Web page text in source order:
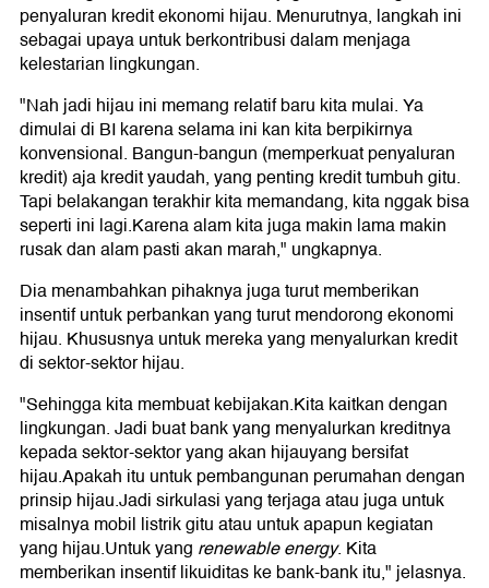
penyaluran kredit ekonomi hijau. Menurutnya, langkah ini
sebagai upaya untuk berkontribusi dalam menjaga
kelestarian lingkungan.
"Nah jadi hijau ini memang relatif baru kita mulai. Ya
dimulai di BI karena selama ini kan kita berpikirnya
konvensional. Bangun-bangun (memperkuat penyaluran
kredit) aja kredit yaudah, yang penting kredit tumbuh gitu.
Tapi belakangan terakhir kita memandang, kita nggak bisa
seperti ini lagi.Karena alam kita juga makin lama makin
rusak dan alam pasti akan marah," ungkapnya.
Dia menambahkan pihaknya juga turut memberikan
insentif untuk perbankan yang turut mendorong ekonomi
hijau. Khususnya untuk mereka yang menyalurkan kredit
di sektor-sektor hijau.
"Sehingga kita membuat kebijakan.Kita kaitkan dengan
lingkungan. Jadi buat bank yang menyalurkan kreditnya
kepada sektor-sektor yang akan hijauyang bersifat
hijau.Apakah itu untuk pembangunan perumahan dengan
prinsip hijau.Jadi sirkulasi yang terjaga atau juga untuk
misalnya mobil listrik gitu atau untuk apapun kegiatan
yang hijau.Untuk yang renewable energy. Kita
memberikan insentif likuiditas ke bank-bank itu," jelasnya.